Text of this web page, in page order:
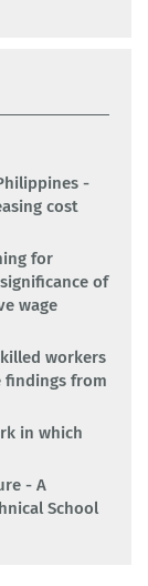
-
cost
for
of
wage
workers
findings from
in which
- A
School